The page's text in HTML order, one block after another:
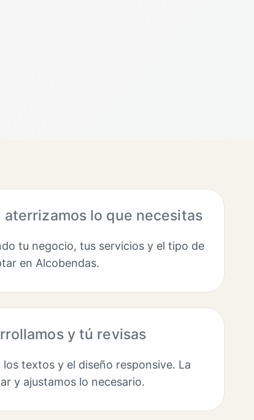
aterrizamos lo que necesitas
tu negocio, tus servicios y el tipo de
en Alcobendas.
y tú revisas
textos y el diseño responsive. La
y ajustamos lo necesario.